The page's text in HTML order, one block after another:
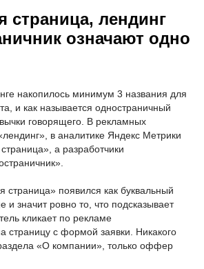
страница, лендинг
означают одно
накопилось минимум 3 названия для
и как называется одностраничный
говорящего. В рекламных
в аналитике Яндекс Метрики
а разработчики
страница» появился как буквальный
и значит ровно то, что подсказывает
кликает по рекламе
страницу с формой заявки. Никакого
«О компании», только оффер